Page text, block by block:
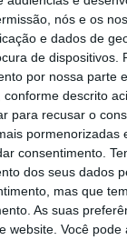
nós e os
e dados de
de dispositivos.
por nossa parte
descrito
para recusar o
pormenorizadas
consentimento.
dos seus dados
mas que
As suas
website. Você pode
da região de
do Algarve
regista um
epidemiológica,
de quinta-
Madeira sem
Direção-Geral
e 681